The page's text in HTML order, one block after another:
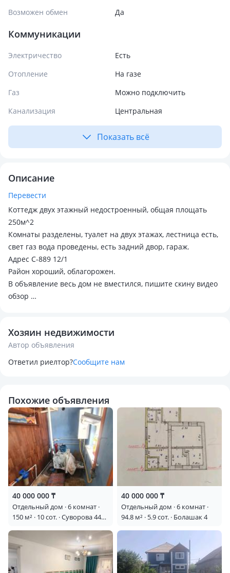
Возможен обмен
Да
Коммуникации
Электричество
Есть
Отопление
На газе
Газ
Можно подключить
Канализация
Центральная
Показать всё
Описание
Перевести
Коттедж двух этажный недостроенный, общая площать
250м^2
Комнаты разделены, туалет на двух этажах, лестница есть,
свет газ вода проведены, есть задний двор, гараж.
Адрес С-889 12/1
Район хороший, облагорожен.
В объявление весь дом не вместился, пишите скину видео
обзор
алматинском районе
Хозяин недвижимости
Автор объявления
Ответил риелтор?Сообщите нам
Похожие объявления
40 000 000 ₸
Отдельный дом · 6 комнат ·
150 м² · 10 сот. · Суворова 44
40 000 000 ₸
Отдельный дом · 6 комнат ·
94.8 м² · 5.9 сот. · Болашак 4